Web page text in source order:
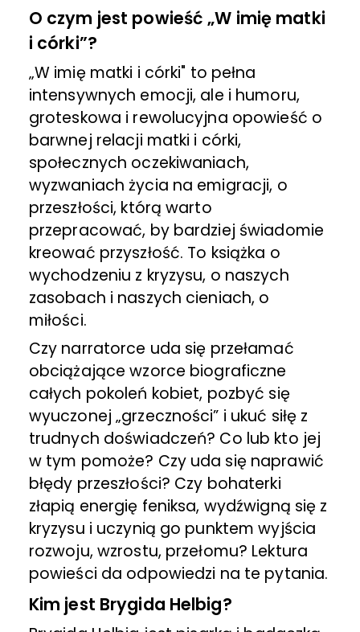
O czym jest powieść „W imię matki
i córki”?
„W imię matki i córki" to pełna
intensywnych emocji, ale i humoru,
groteskowa i rewolucyjna opowieść o
barwnej relacji matki i córki,
społecznych oczekiwaniach,
wyzwaniach życia na emigracji, o
przeszłości, którą warto
przepracować, by bardziej świadomie
kreować przyszłość. To książka o
wychodzeniu z kryzysu, o naszych
zasobach i naszych cieniach, o
miłości.
Czy narratorce uda się przełamać
obciążające wzorce biograficzne
całych pokoleń kobiet, pozbyć się
wyuczonej „grzeczności” i ukuć siłę z
trudnych doświadczeń? Co lub kto jej
w tym pomoże? Czy uda się naprawić
błędy przeszłości? Czy bohaterki
złapią energię feniksa, wydźwigną się z
kryzysu i uczynią go punktem wyjścia
rozwoju, wzrostu, przełomu? Lektura
powieści da odpowiedzi na te pytania.
Kim jest Brygida Helbig?